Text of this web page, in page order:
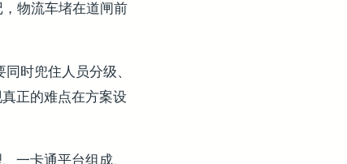
物流车堵在道闸前
时兜住人员分级、
正的难点在方案设
一卡通平台组成、